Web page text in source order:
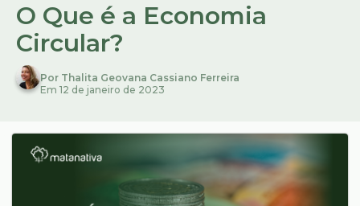
O Que é a Economia
Circular?
Por Thalita Geovana Cassiano Ferreira
Em 12 de janeiro de 2023